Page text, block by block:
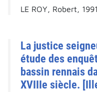
LE ROY, Robert, 1991
La justice
étude des
bassin rennais
XVIIIe siècle.